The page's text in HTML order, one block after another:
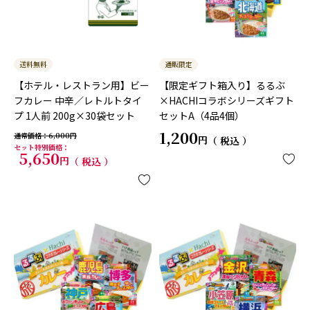
送料無料
【ホテル・レストラン用】ビー
フカレー 中辛／レトルトタイ
プ 1人前 200g×30袋セット
通常価格
6,000
セット特別価格
5,650 税込
通販限定
【限定ギフト箱入り】るるぶ
×HACHIコラボシリーズギフト
セットA（4品4個）
1,200 税込